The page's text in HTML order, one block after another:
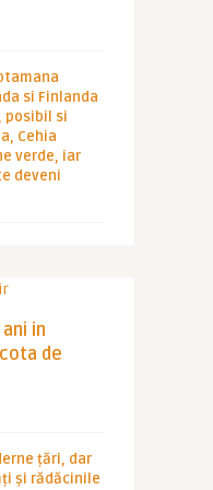
si Finlanda
posibil si
Cehia
verde, iar
deveni
in
de
țări, dar
și rădăcinile